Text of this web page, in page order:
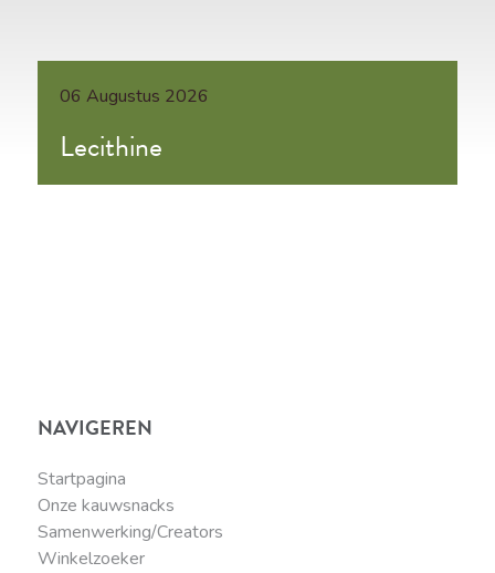
06 Augustus 2026
Lecithine
NAVIGEREN
Startpagina
Onze kauwsnacks
Samenwerking/Creators
Winkelzoeker